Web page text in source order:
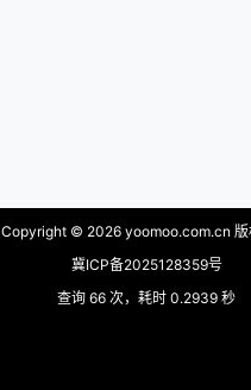
Copyright © 2026 yoomoo.com.cn 版
冀ICP备2025128359号
查询 66 次，耗时 0.2939 秒